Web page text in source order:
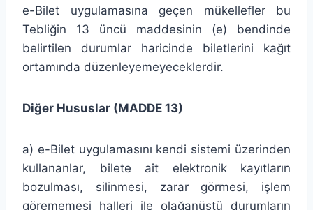
e-Bilet uygulamasına geçen mükellefler bu
Tebliğin 13 üncü maddesinin (e) bendinde
belirtilen durumlar haricinde biletlerini kağıt
ortamında düzenleyemeyeceklerdir.
Diğer Hususlar (MADDE 13)
a) e-Bilet uygulamasını kendi sistemi üzerinden
kullananlar, bilete ait elektronik kayıtların
bozulması, silinmesi, zarar görmesi, işlem
görememesi halleri ile olağanüstü durumların